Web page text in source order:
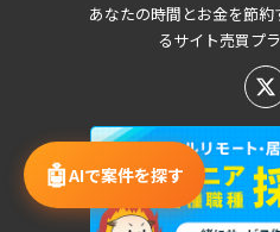
🤖AIで案件を探す
あなたの時間とお金を節
るサイト売買プ